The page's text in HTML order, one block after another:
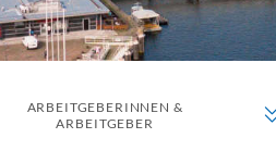
ARBEITGEBERINNEN &
ARBEITGEBER